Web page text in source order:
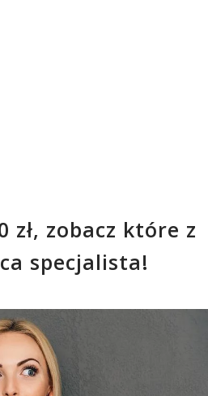
zł, zobacz które z
specjalista!